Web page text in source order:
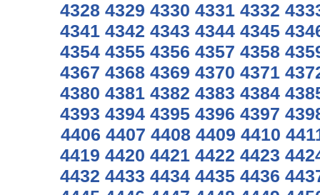
4328 4329 4330 4331 4332
4341 4342 4343 4344 4345
4354 4355 4356 4357 4358
4367 4368 4369 4370 4371
4380 4381 4382 4383 4384
4393 4394 4395 4396 4397
4406 4407 4408 4409 4410
4419 4420 4421 4422 4423
4432 4433 4434 4435 4436